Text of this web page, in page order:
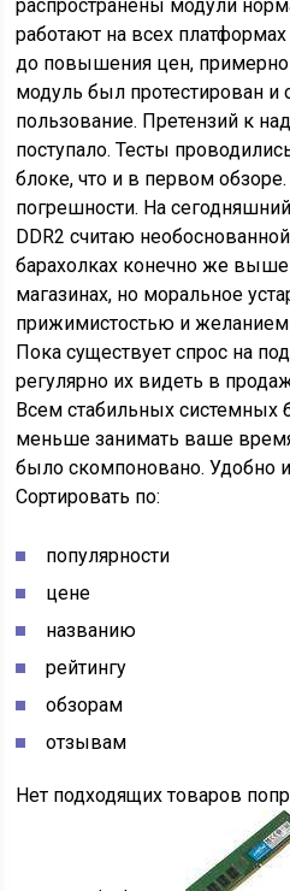
распространены модули
работают на всех
до повышения цен, примерно
модуль был протестирован и
пользование. Претензий к
поступало. Тесты
блоке, что и в первом
погрешности. На
DDR2 считаю
барахолках конечно же
магазинах, но моральное
прижимистостью и желанием
Пока существует спрос на
регулярно их видеть в
Всем стабильных системных
меньше занимать ваше
было скомпоновано. Удобно
Сортировать по:
популярности
цене
названию
рейтингу
обзорам
отзывам
Нет подходящих товаров